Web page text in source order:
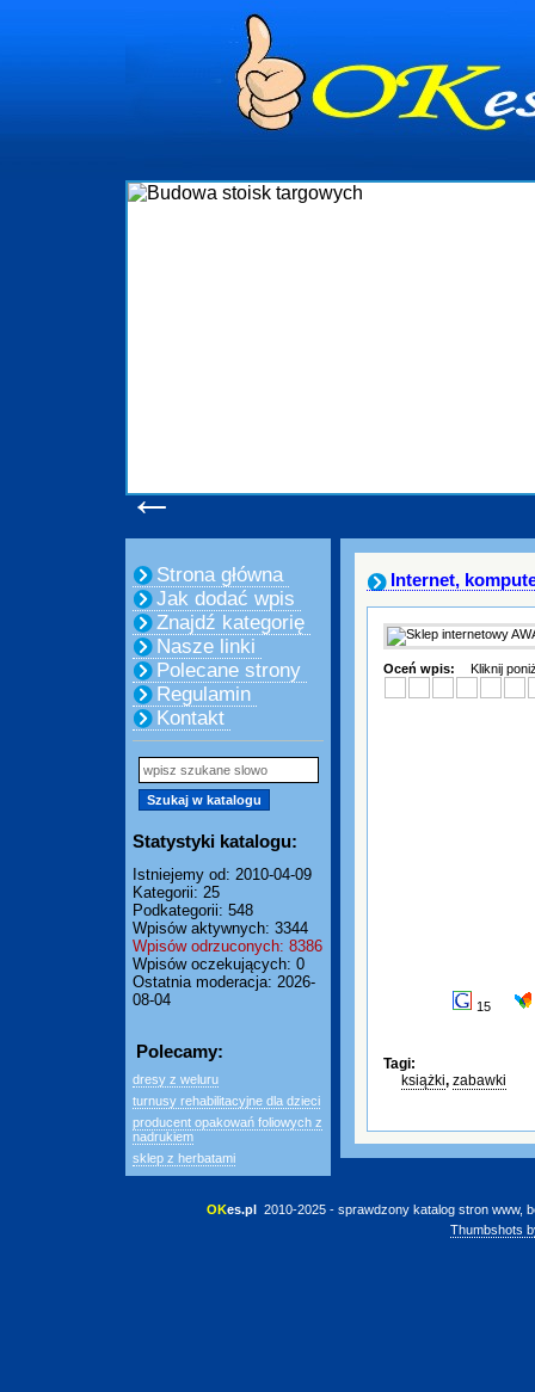
←
Strona główna
Jak dodać wpis
Znajdź kategorię
Nasze linki
Polecane strony
Regulamin
Kontakt
Statystyki katalogu:
Istniejemy od: 2010-04-09
Kategorii: 25
Podkategorii: 548
Wpisów aktywnych: 3344
Wpisów odrzuconych: 8386
Wpisów oczekujących: 0
Ostatnia moderacja: 2026-
08-04
Polecamy:
dresy z weluru
turnusy rehabilitacyjne dla dzieci
producent opakowań foliowych z
nadrukiem
sklep z herbatami
Internet,
Oceń wpis: Kliknij
15
Tagi:
książki, zabawki
OKes.pl 2010-2025 - sprawdzony katalog stron www,
Thumbshots